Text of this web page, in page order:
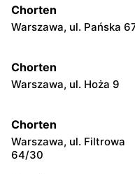
Chorten
Warszawa, ul. Pańska
Chorten
Warszawa, ul. Hoża 9
Chorten
Warszawa, ul. Filtrowa
64/30